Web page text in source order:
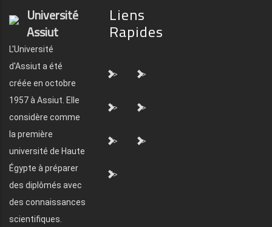
Université
Assiut
L'Université
d'Assiut a été
créée en octobre
1957 à Assiut. Elle
considère comme
la première
université de Haute
Égypte à préparer
des diplômés avec
des connaissances
scientifiques.
Liens
Rapides
"> ">
"> ">
"> ">
">